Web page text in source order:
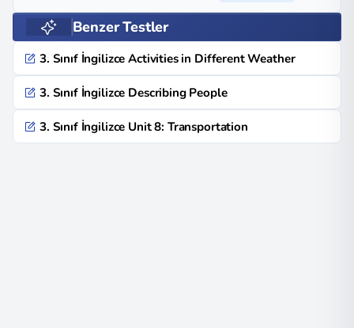
Benzer Testler
3. Sınıf İngilizce Activities in Different Weather
3. Sınıf İngilizce Describing People
3. Sınıf İngilizce Unit 8: Transportation